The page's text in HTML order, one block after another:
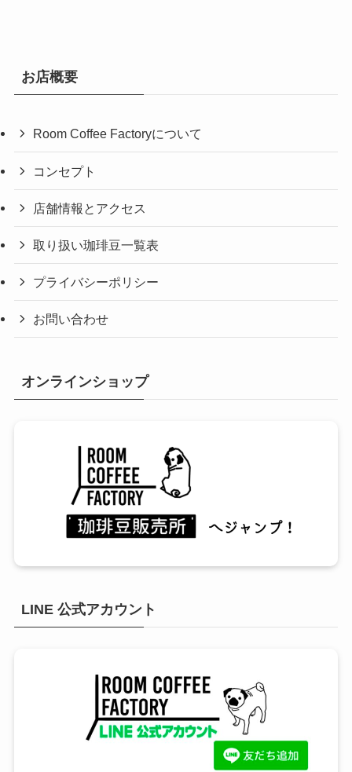
お店概要
Room Coffee Factoryについて
コンセプト
店舗情報とアクセス
取り扱い珈琲豆一覧表
プライバシーポリシー
お問い合わせ
オンラインショップ
LINE 公式アカウント